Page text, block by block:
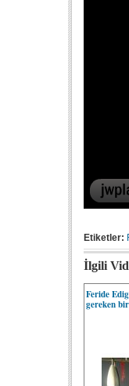
Etiketler:
İlgili
Feride
gereken